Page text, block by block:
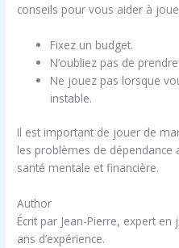
conseils pour vous aider à
Fixez un budget.
N’oubliez pas de
Ne jouez pas lorsque
instable.
Il est important de jouer de
les problèmes de
santé mentale et financière.
Author
Écrit par Jean-Pierre, expert
ans d’expérience.